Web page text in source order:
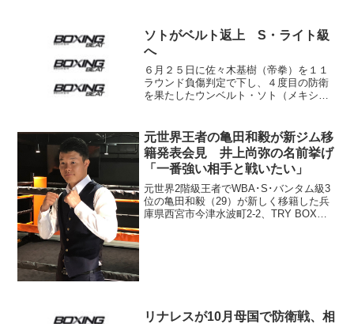
ソトがベルト返上 S・ライト級
へ
６月２５日に佐々木基樹（帝拳）を１１
ラウンド負傷判定で下し、４度目の防衛
を果たしたウンベルト・ソト（メキシ
座をターゲットにキャリアを進行させ
る。「ＷＢＣには感謝の言葉が...
元世界王者の亀田和毅が新ジム移
籍発表会見 井上尚弥の名前挙げ
「一番強い相手と戦いたい」
元世界2階級王者でWBA･S･バンタム級3
位の亀田和毅（29）が新しく移籍した兵
庫県西宮市今津水波町2-2、TRY BOX平
リナレスが10月母国で防衛戦、相